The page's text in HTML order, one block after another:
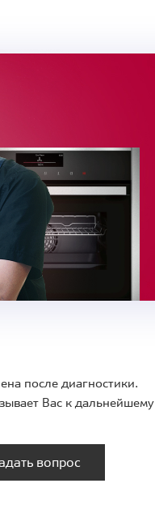
после диагностики.
Вас к дальнейшему
вопрос